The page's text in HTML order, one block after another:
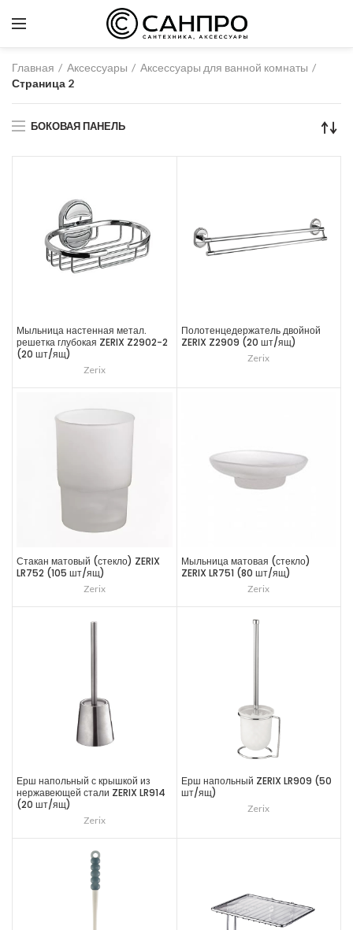
Главная Аксессуары
Аксессуары для ванной комнаты
Страница 2
БОКОВАЯ ПАНЕЛЬ
Мыльница настенная метал.
решетка глубокая ZERIX Z2902-2
(20 шт/ящ)
Zerix
Полотенцедержатель двойной
ZERIX Z2909 (20 шт/ящ)
Zerix
Стакан матовый (стекло) ZERIX
LR752 (105 шт/ящ)
Zerix
Мыльница матовая (стекло)
ZERIX LR751 (80 шт/ящ)
Zerix
Ерш напольный с крышкой из
нержавеющей стали ZERIX LR914
(20 шт/ящ)
Zerix
Ерш напольный ZERIX LR909 (50
шт/ящ)
Zerix